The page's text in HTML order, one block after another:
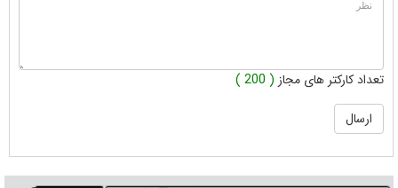
تعداد کارکتر های مجاز ( 200 )